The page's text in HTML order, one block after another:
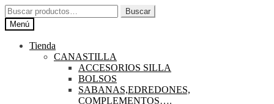
Ir
a
la
navegación
Ir
al
contenido
Buscar
por:
Buscar
Menú
Tienda
CANASTILLA
ACCESORIOS SILLA
BOLSOS
SABANAS,EDREDONES,
COMPLEMENTOS….